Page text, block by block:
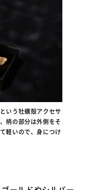
いう牡蠣殻アクセサ
柄の部分は外側をそ
軽いので、身につけ